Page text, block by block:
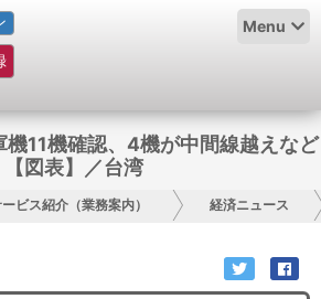
Menu
機11機確認、4機が中間線越えなど
【図表】／台湾
ビス紹介（業務案内） 経済ニュース